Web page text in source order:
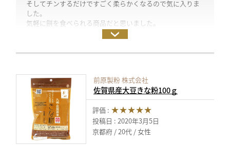
そしてチンするだけですごく柔らかくなるので気に入りま
した。
気軽に餅を食べられる商品だと思いました。
ゆべしとチョコ餅作りました。
前原製粉 株式会社
佐賀県産大豆きな粉100ｇ
評価 : ★★★★★
投稿日 : 2020年3月5日
京都府
20代 女性